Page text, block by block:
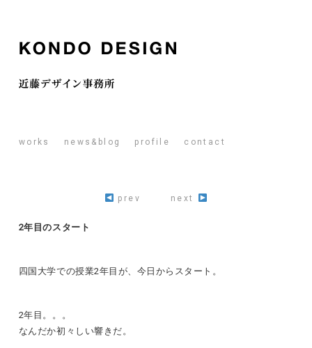
works news&blog profile contact
prev next
2年目のスタート
四国大学での授業2年目が、今日からスタート。
2年目。。。
なんだか初々しい響きだ。